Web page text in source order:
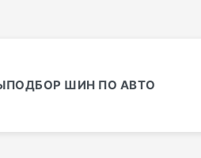
ПОДБОР ШИН ПО АВТО